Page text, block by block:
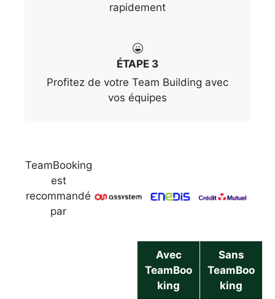
rapidement
ÉTAPE 3
Profitez de votre Team Building avec
vos équipes
TeamBooking
est
recommandé
par
Avec
TeamBoo
king
Sans
TeamBoo
king